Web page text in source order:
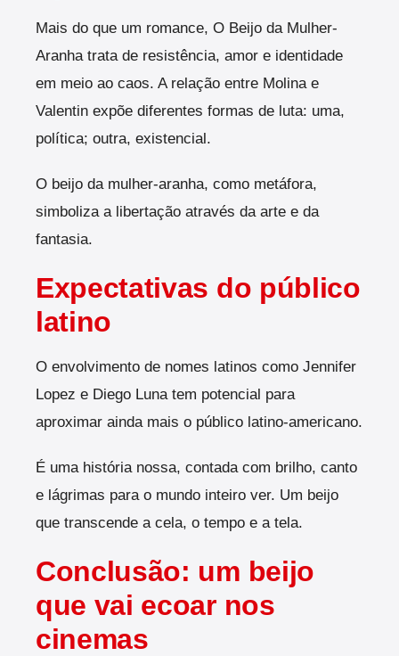
Mais do que um romance, O Beijo da Mulher-
Aranha trata de resistência, amor e identidade
em meio ao caos. A relação entre Molina e
Valentin expõe diferentes formas de luta: uma,
política; outra, existencial.
O beijo da mulher-aranha, como metáfora,
simboliza a libertação através da arte e da
fantasia.
Expectativas do público
latino
O envolvimento de nomes latinos como Jennifer
Lopez e Diego Luna tem potencial para
aproximar ainda mais o público latino-americano.
É uma história nossa, contada com brilho, canto
e lágrimas para o mundo inteiro ver. Um beijo
que transcende a cela, o tempo e a tela.
Conclusão: um beijo
que vai ecoar nos
cinemas